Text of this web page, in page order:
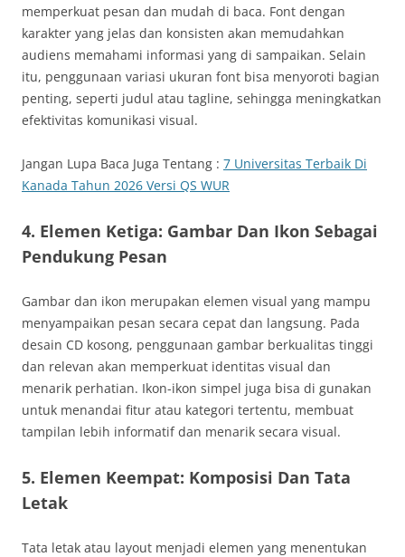
memperkuat pesan dan mudah di baca. Font dengan
karakter yang jelas dan konsisten akan memudahkan
audiens memahami informasi yang di sampaikan. Selain
itu, penggunaan variasi ukuran font bisa menyoroti bagian
penting, seperti judul atau tagline, sehingga meningkatkan
efektivitas komunikasi visual.
Jangan Lupa Baca Juga Tentang : 7 Universitas Terbaik Di
Kanada Tahun 2026 Versi QS WUR
4. Elemen Ketiga: Gambar Dan Ikon Sebagai
Pendukung Pesan
Gambar dan ikon merupakan elemen visual yang mampu
menyampaikan pesan secara cepat dan langsung. Pada
desain CD kosong, penggunaan gambar berkualitas tinggi
dan relevan akan memperkuat identitas visual dan
menarik perhatian. Ikon-ikon simpel juga bisa di gunakan
untuk menandai fitur atau kategori tertentu, membuat
tampilan lebih informatif dan menarik secara visual.
5. Elemen Keempat: Komposisi Dan Tata
Letak
Tata letak atau layout menjadi elemen yang menentukan